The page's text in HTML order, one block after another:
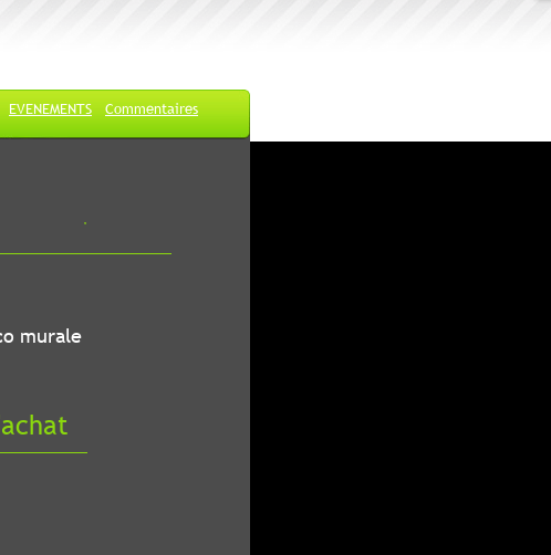
EVENEMENTS Commentaires
murale